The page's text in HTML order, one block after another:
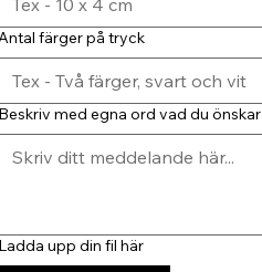
färger på tryck
med egna ord vad du önskar
upp din fil här